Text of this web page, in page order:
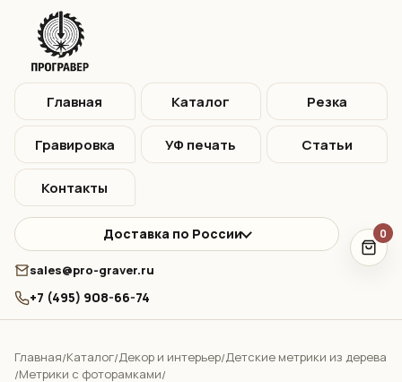
Главная Каталог Резка
Гравировка УФ печать Статьи
Контакты
Доставка по России
sales@pro-graver.ru
+7 (495) 908-66-74
0
Главная/Каталог/Декор и интерьер/Детские метрики из дерева
/Метрики с фоторамками/